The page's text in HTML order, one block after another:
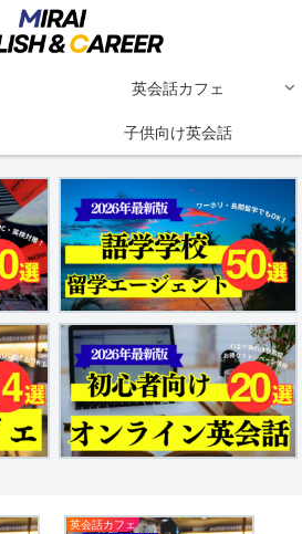
英会話カフェ
子供向け英会話
英会話カフェ